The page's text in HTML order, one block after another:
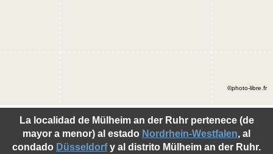
La localidad de Mülheim an der Ruhr pertenece (de
mayor a menor) al estado Nordrhein-Westfalen, al
condado Düsseldorfy al distrito Mülheim an der Ruhr.
©photo-libre.fr